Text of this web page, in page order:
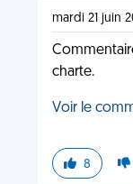
mardi 21 juin
charte.
Voir le
8